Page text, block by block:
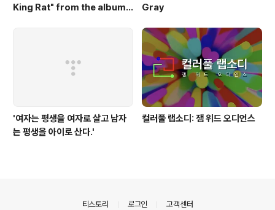
King Rat" from the album
Gray
'여자는 평생을 여자로 살고 남자
는 평생을 아이로 산다.'
컬러풀 랩소디: 잼 위드 오디언스
티스토리 로그인 고객센터